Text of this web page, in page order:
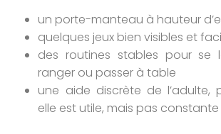
un porte-manteau à hauteur
quelques jeux bien visibles et
des routines stables pour se
ranger ou passer à table
une aide discrète de l’adulte,
elle est utile, mais pas constante